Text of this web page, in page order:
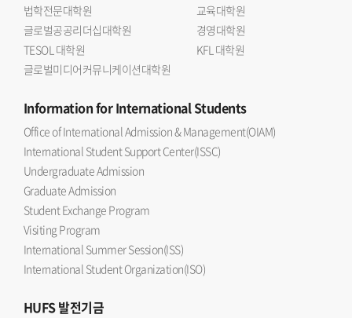
법학전문대학원
교육대학원
글로벌공공리더십대학원
경영대학원
TESOL 대학원
KFL 대학원
글로벌미디어커뮤니케이션대학원
Informationfor International Students
Office of International Admission & Management(OIAM)
International Student Support Center(ISSC)
Undergraduate Admission
Graduate Admission
Student Exchange Program
Visiting Program
International Summer Session(ISS)
International Student Organization(ISO)
HUFS발전기금